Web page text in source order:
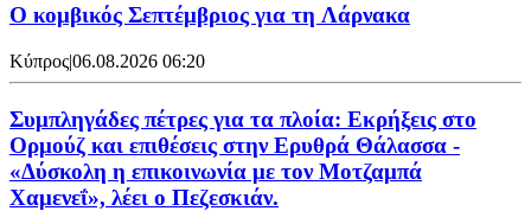
Ο κομβικός Σεπτέμβριος για τη Λάρνακα
Κύπρος|06.08.2026 06:20
Συμπληγάδες πέτρες για τα πλοία: Εκρήξεις στο
Ορμούζ και επιθέσεις στην Ερυθρά Θάλασσα -
«Δύσκολη η επικοινωνία με τον Μοτζαμπά
Χαμενεΐ», λέει ο Πεζεσκιάν.